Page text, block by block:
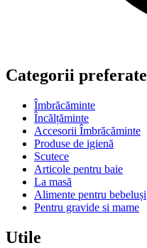
Categorii preferate
Îmbrăcăminte
Încălțăminte
Accesorii Îmbrăcăminte
Produse de igienă
Scutece
Articole pentru baie
La masă
Alimente pentru bebeluși
Pentru gravide si mame
Utile